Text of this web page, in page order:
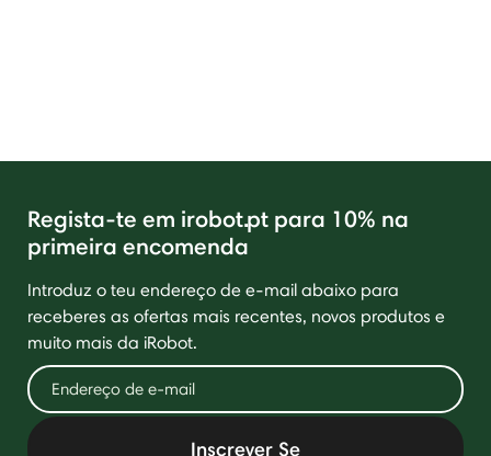
Regista-te em irobot.pt para 10% na
primeira encomenda
Introduz o teu endereço de e-mail abaixo para
receberes as ofertas mais recentes, novos produtos e
muito mais da iRobot.
Inscrever Se